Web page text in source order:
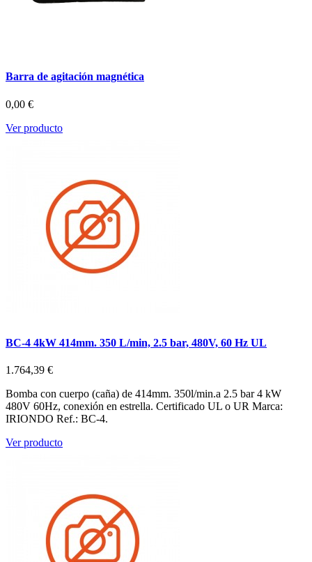
Barra de agitación magnética
0,00 €
Ver producto
BC-4 4kW 414mm. 350 L/min, 2.5 bar, 480V, 60 Hz UL
1.764,39 €
Bomba con cuerpo (caña) de 414mm. 350l/min.a 2.5 bar 4 kW
480V 60Hz, conexión en estrella. Certificado UL o UR Marca:
IRIONDO Ref.: BC-4.
Ver producto